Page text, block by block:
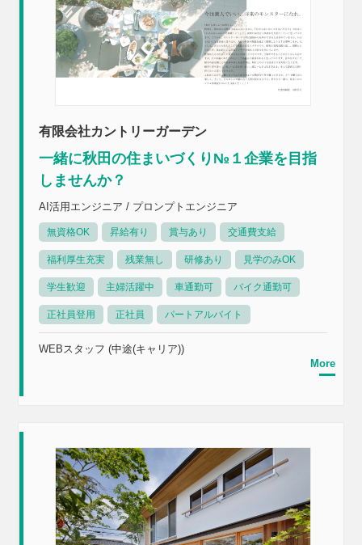
有限会社カントリーガーデン
一緒に秋田の住まいづくり№１企業を目指
しませんか？
AI活用エンジニア / プロンプトエンジニア
無資格OK 昇給有り 賞与あり 交通費支給
福利厚生充実 残業無し 研修あり 見学のみOK
学生歓迎 主婦活躍中 車通勤可 バイク通勤可
正社員登用 正社員 パートアルバイト
WEBスタッフ (中途(キャリア))
More